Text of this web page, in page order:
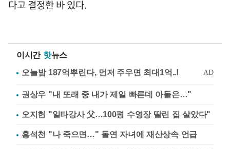
다고 결정한 바 있다.
이시간 핫뉴스
권상우 "내 또래 중 내가 제일 빠른데 아들은…"
오지헌 "일타강사 父…100평 수영장 딸린 집 살았다"
홍석천 "나 죽으면…" 돌연 자녀에 재산상속 언급